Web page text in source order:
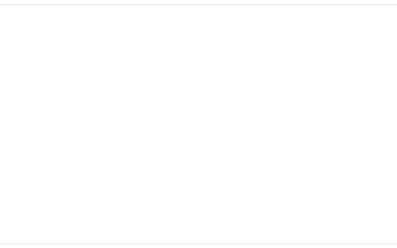
せんか？ 迷っていたら一緒にやってみましょう！点数はいくら低くて